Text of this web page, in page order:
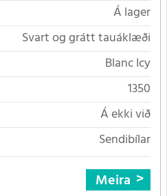
Á lager
Svart og grátt tauáklæði
Blanc Icy
1350
Á ekki við
Sendibílar
Meira